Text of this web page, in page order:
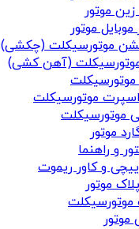
موتور
موتور
موتورسیکلت (چکشی)
موتورسیکلت (آهن کشی)
موتورسیکلت
موتورسیکلت
موتورسیکلت
موتور
و راهنما
و کاور ریموت
موتور
موتور